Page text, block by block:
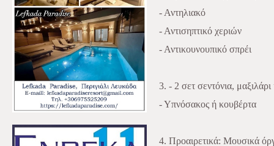
- Αντηλιακό
- Αντισηπτικό χεριών
- Αντικουνουπικό σπρέι
3. - 2 σετ σεντόνια,
- Υπνόσακος ή κουβέρτα
4. Προαιρετικά: Μουσικά